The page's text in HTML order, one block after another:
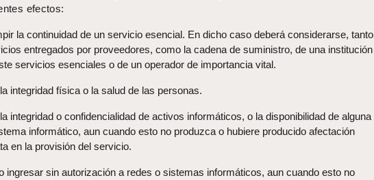
efectos:
la continuidad de un servicio esencial. En dicho caso deberá considerarse, tanto
entregados por proveedores, como la cadena de suministro, de una institución
servicios esenciales o de un operador de importancia vital.
integridad física o la salud de las personas.
integridad o confidencialidad de activos informáticos, o la disponibilidad de alguna
informático, aun cuando esto no produzca o hubiere producido afectación
en la provisión del servicio.
ingresar sin autorización a redes o sistemas informáticos, aun cuando esto no